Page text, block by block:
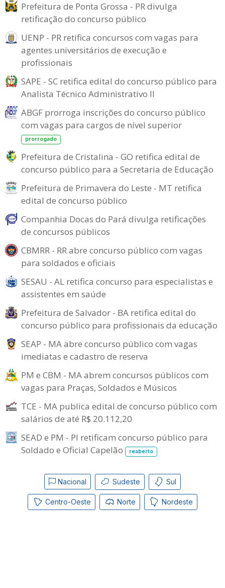
Prefeitura de Ponta Grossa - PR divulga
retificação do concurso público
UENP - PR retifica concursos com vagas para
agentes universitários de execução e
profissionais
SAPE - SC retifica edital do concurso público para
Analista Técnico Administrativo II
ABGF prorroga inscrições do concurso público
com vagas para cargos de nível superior
prorrogado
Prefeitura de Cristalina - GO retifica edital de
concurso público para a Secretaria de Educação
Prefeitura de Primavera do Leste - MT retifica
edital de concurso público
Companhia Docas do Pará divulga retificações
de concursos públicos
CBMRR - RR abre concurso público com vagas
para soldados e oficiais
SESAU - AL retifica concurso para especialistas e
assistentes em saúde
Prefeitura de Salvador - BA retifica edital do
concurso público para profissionais da educação
SEAP - MA abre concurso público com vagas
imediatas e cadastro de reserva
PM e CBM - MA abrem concursos públicos com
vagas para Praças, Soldados e Músicos
TCE - MA publica edital de concurso público com
salários de até R$ 20.112,20
SEAD e PM - PI retificam concurso público para
Soldado e Oficial Capelão
reaberto
Nacional Sudeste Sul
Centro-Oeste Norte Nordeste